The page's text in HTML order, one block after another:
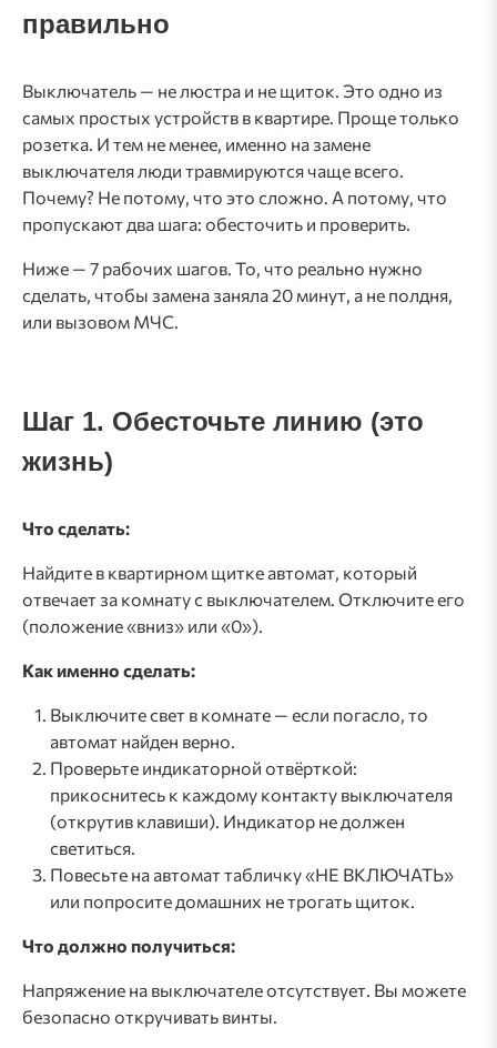
правильно
Выключатель — не люстра и не щиток. Это одно из
самых простых устройств в квартире. Проще только
розетка. И тем не менее, именно на замене
выключателя люди травмируются чаще всего.
Почему? Не потому, что это сложно. А потому, что
пропускают два шага: обесточить и проверить.
Ниже — 7 рабочих шагов. То, что реально нужно
сделать, чтобы замена заняла 20 минут, а не полдня,
или вызовом МЧС.
Шаг 1. Обесточьте линию (это
жизнь)
Что сделать:
Найдите в квартирном щитке автомат, который
отвечает за комнату с выключателем. Отключите его
(положение «вниз» или «0»).
Как именно сделать:
Выключите свет в комнате — если погасло, то
автомат найден верно.
Проверьте индикаторной отвёрткой:
прикоснитесь к каждому контакту выключателя
(открутив клавиши). Индикатор не должен
светиться.
Повесьте на автомат табличку «НЕ ВКЛЮЧАТЬ»
или попросите домашних не трогать щиток.
Что должно получиться:
Напряжение на выключателе отсутствует. Вы можете
безопасно откручивать винты.